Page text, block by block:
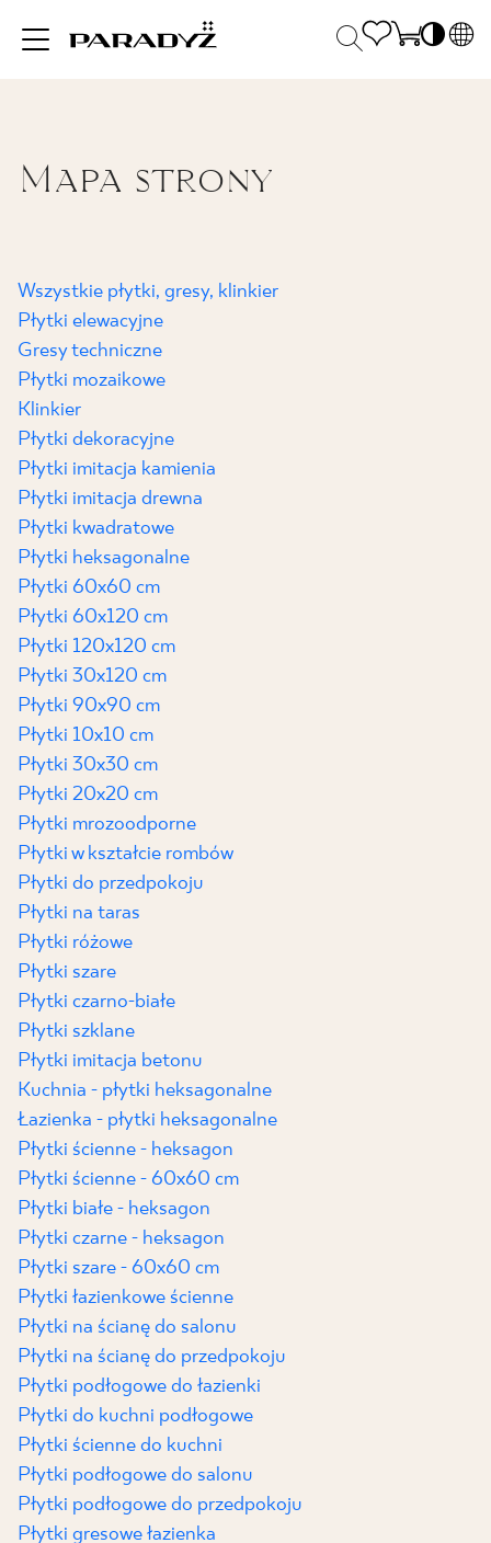
INSPIRACJE
KOLEKCJE
DLA BIZNESU
KONTAKT
PL
Mapa strony
Wszystkie płytki, gresy, klinkier
Płytki elewacyjne
Gresy techniczne
Płytki mozaikowe
Klinkier
Płytki dekoracyjne
Płytki imitacja kamienia
Płytki imitacja drewna
Płytki kwadratowe
Płytki heksagonalne
Płytki 60x60 cm
Płytki 60x120 cm
Płytki 120x120 cm
Płytki 30x120 cm
Płytki 90x90 cm
Płytki 10x10 cm
Płytki 30x30 cm
Płytki 20x20 cm
Płytki mrozoodporne
Płytki w kształcie rombów
Płytki do przedpokoju
Płytki na taras
Płytki różowe
Płytki szare
Płytki czarno-białe
Płytki szklane
Płytki imitacja betonu
Kuchnia - płytki heksagonalne
Łazienka - płytki heksagonalne
Płytki ścienne - heksagon
Płytki ścienne - 60x60 cm
Płytki białe - heksagon
Płytki czarne - heksagon
Płytki szare - 60x60 cm
Płytki łazienkowe ścienne
Płytki na ścianę do salonu
Płytki na ścianę do przedpokoju
Płytki podłogowe do łazienki
Płytki do kuchni podłogowe
Płytki ścienne do kuchni
Płytki podłogowe do salonu
Płytki podłogowe do przedpokoju
Płytki gresowe łazienka